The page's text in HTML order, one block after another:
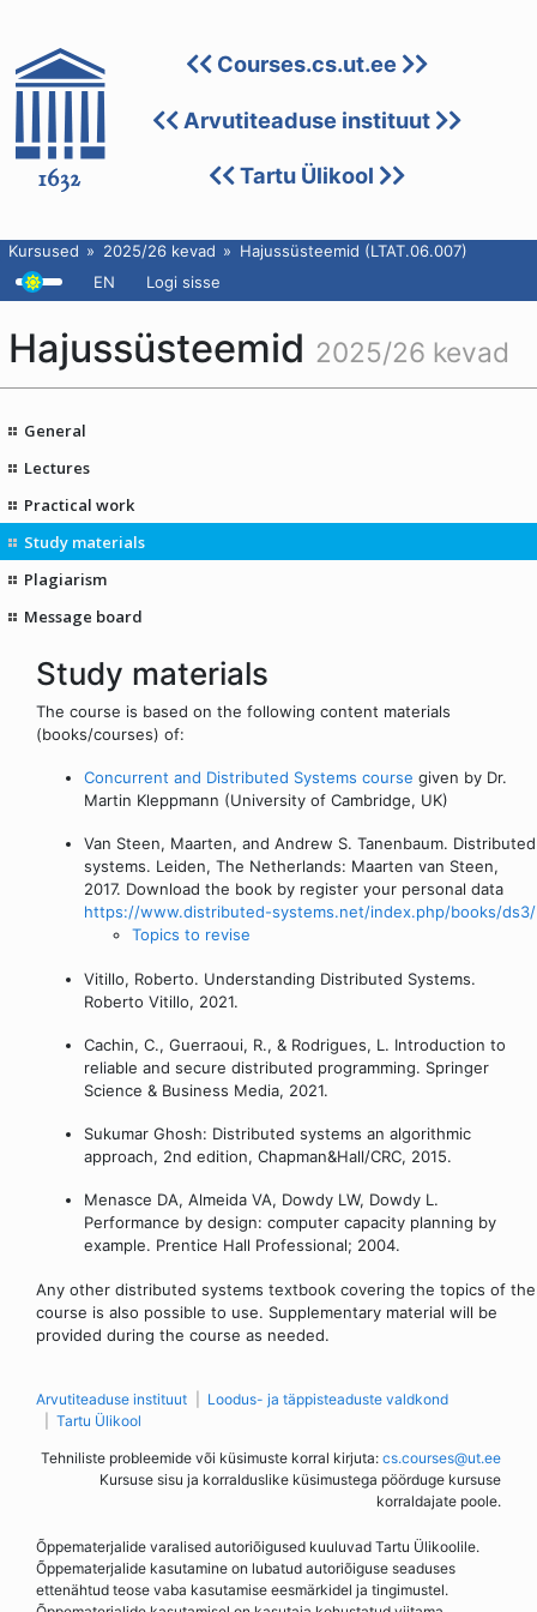
Courses.cs.ut.ee
Arvutiteaduse instituut
Tartu Ülikool
Kursused 2025/26 kevad
Hajussüsteemid (LTAT.06.007)
EN
Logi sisse
Hajussüsteemid 2025/26 kevad
General
Lectures
Practical work
Study materials
Plagiarism
Message board
Study materials
The course is based on the following content materials
(books/courses) of:
Concurrent and Distributed Systems course given by Dr.
Martin Kleppmann (University of Cambridge, UK)
Van Steen, Maarten, and Andrew S. Tanenbaum. Distributed
systems. Leiden, The Netherlands: Maarten van Steen,
2017. Download the book by register your personal data
https://www.distributed-systems.net/index.php/books/ds3/
Topics to revise
Vitillo, Roberto. Understanding Distributed Systems.
Roberto Vitillo, 2021.
Cachin, C., Guerraoui, R., & Rodrigues, L. Introduction to
reliable and secure distributed programming. Springer
Science & Business Media, 2021.
Sukumar Ghosh: Distributed systems an algorithmic
approach, 2nd edition, Chapman&Hall/CRC, 2015.
Menasce DA, Almeida VA, Dowdy LW, Dowdy L.
Performance by design: computer capacity planning by
example. Prentice Hall Professional; 2004.
Any other distributed systems textbook covering the topics of the
course is also possible to use. Supplementary material will be
provided during the course as needed.
Arvutiteaduse instituut
Loodus- ja täppisteaduste valdkond
Tartu Ülikool
Tehniliste probleemide või küsimuste korral kirjuta: cs.courses@ut.ee
Kursuse sisu ja korralduslike küsimustega pöörduge kursuse
korraldajate poole.
Õppematerjalide varalised autoriõigused kuuluvad Tartu Ülikoolile.
Õppematerjalide kasutamine on lubatud autoriõiguse seaduses
ettenähtud teose vaba kasutamise eesmärkidel ja tingimustel.